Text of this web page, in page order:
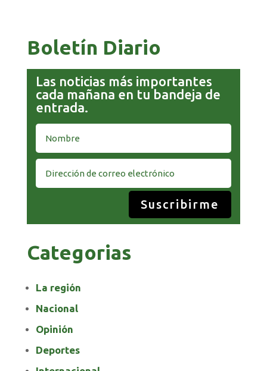
Boletín Diario
Las noticias más importantes
cada mañana en tu bandeja de
entrada.
Suscribirme
Categorias
La región
Nacional
Opinión
Deportes